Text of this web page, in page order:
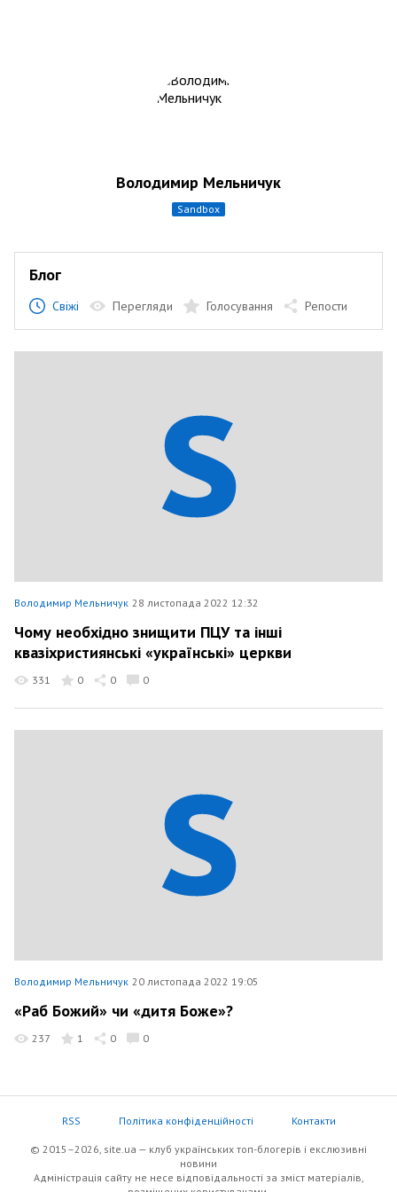
Володимир Мельничук
sandbox
Блог
Свіжі Перегляди Голосування Репости
Володимир Мельничук 28 листопада 2022 12:32
Чому необхідно знищити ПЦУ та інші
квазіхристиянські «українські» церкви
331 0 0 0
Володимир Мельничук 20 листопада 2022 19:05
«Раб Божий» чи «дитя Боже»?
237 1 0 0
RSS Політика конфіденційності Контакти
© 2015–2026, site.ua — клуб українських топ-блогерів i екслюзивнi
новини
Адміністрація сайту не несе відповідальності за зміст матеріалів,